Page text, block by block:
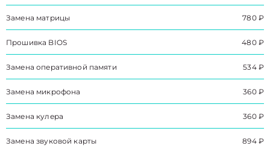
Замена матрицы 780 ₽
Прошивка BIOS 480 ₽
Замена оперативной памяти 534 ₽
Замена микрофона 360 ₽
Замена кулера 360 ₽
Замена звуковой карты 894 ₽